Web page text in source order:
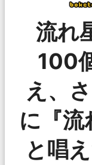
流れ
100
え、
に『流
と唱